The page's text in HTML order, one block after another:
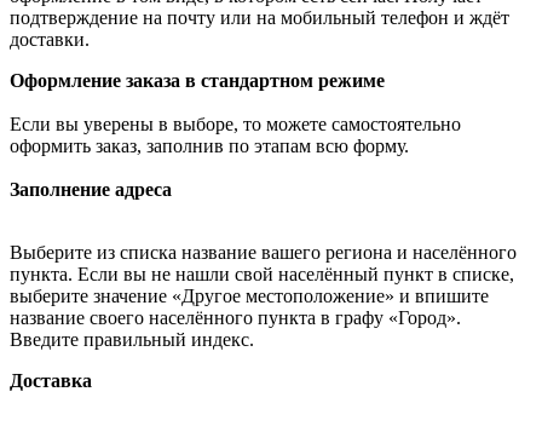
подтверждение на почту или на мобильный телефон и ждёт
доставки.
Оформление заказа в стандартном режиме
Если вы уверены в выборе, то можете самостоятельно
оформить заказ, заполнив по этапам всю форму.
Заполнение адреса
Выберите из списка название вашего региона и населённого
пункта. Если вы не нашли свой населённый пункт в списке,
выберите значение «Другое местоположение» и впишите
название своего населённого пункта в графу «Город».
Введите правильный индекс.
Доставка